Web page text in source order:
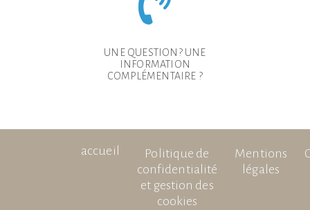
UNE QUESTION? UNE
INFORMATION
COMPLÉMENTAIRE ?
accueil
Politique de
confidentialité
et gestion des
cookies
Mentions
légales